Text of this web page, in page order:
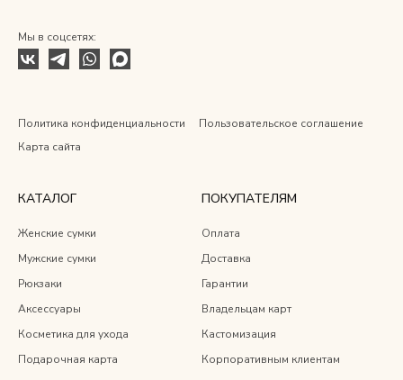
Мы в соцсетях:
Политика конфиденциальности
Пользовательское соглашение
Карта сайта
КАТАЛОГ
Женские сумки
Мужские сумки
Рюкзаки
Аксессуары
Косметика для ухода
Подарочная карта
ПОКУПАТЕЛЯМ
Оплата
Доставка
Гарантии
Владельцам карт
Кастомизация
Корпоративным клиентам